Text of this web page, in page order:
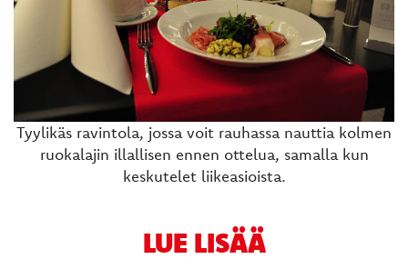
Tyylikäs ravintola, jossa voit rauhassa nauttia kolmen
ruokalajin illallisen ennen ottelua, samalla kun
keskutelet liikeasioista.
LUE LISÄÄ